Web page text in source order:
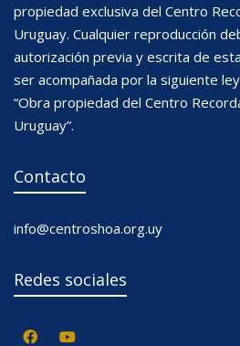
propiedad exclusiva del Centro
Uruguay. Cualquier reproducción
autorización previa y escrita de
ser acompañada por la siguiente
“Obra propiedad del Centro
Uruguay”.
Contacto
info@centroshoa.org.uy
Redes sociales